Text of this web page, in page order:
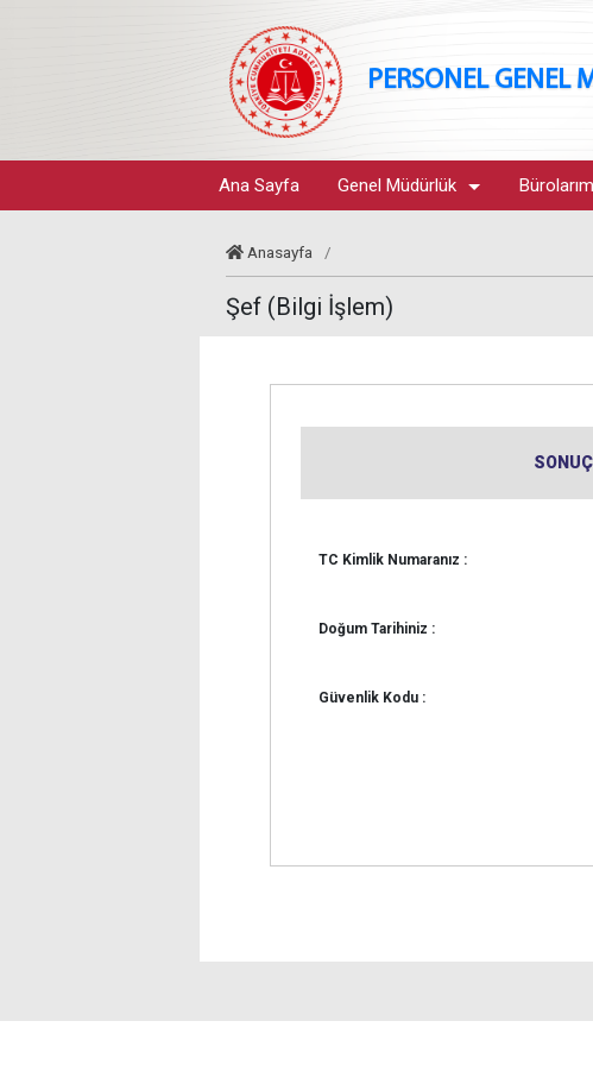
PERSONEL GENEL
Ana Sayfa Genel Müdürlük
Anasayfa /
Şef (Bilgi İşlem)
TC Kimlik Numaranız :
Doğum Tarihiniz :
Güvenlik Kodu :